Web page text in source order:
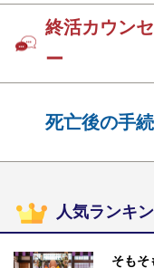
終活カウン
ー
死亡後の手
人気ランキ
そもそ